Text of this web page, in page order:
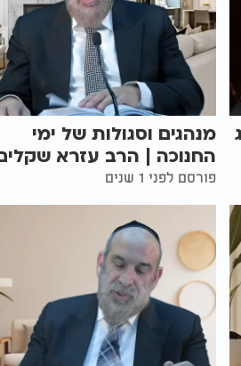
מנהגים וסגולות של ימי
החנוכה | הרב עזרא
פורסם לפני 1 שנים